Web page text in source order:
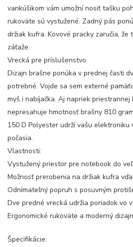
vankúšikom vám umožní nosiť tašku
rukoväte sú vystužené. Zadný pás
držiak kufra. Kovové pracky zaručia, že
záťaže.
Vrecká pre príslušenstvo
Dizajn brašne ponúka v prednej časti
potrebné. Vojde sa sem externé
myš i nabíjačka. Aj napriek
nepresahuje hmotnosť brašny 810
150 D Polyester udrží vašu elektroniku
počasia.
Vlastnosti:
Vystužený priestor pre notebook do
Možnosť prerobenia na držiak kufra
Odnímateľný popruh s posuvným
Dve predné vrecká udržia poriadok vo
Ergonomické rukoväte a moderný dizajn
Špecifikácie: